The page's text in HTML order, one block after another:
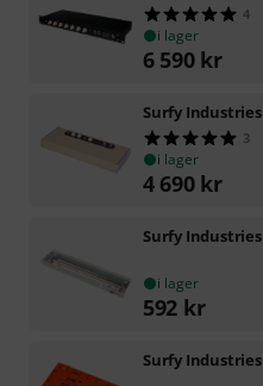
4
i lager
6 590 kr
Surfy Industries
3
i lager
4 690 kr
Surfy Industries
i lager
592 kr
Surfy Industries